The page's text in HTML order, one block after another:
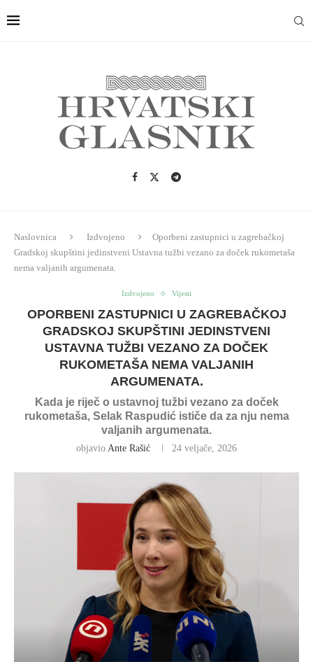
Naslovnica Izdvojeno
Oporbeni zastupnici u zagrebačkoj
Gradskoj skupštini jedinstveni Ustavna tužbi vezano za doček rukometaša
nema valjanih argumenata.
Izdvojeno Vijesti
OPORBENI ZASTUPNICI U ZAGREBAČKOJ
GRADSKOJ SKUPŠTINI JEDINSTVENI
USTAVNA TUŽBI VEZANO ZA DOČEK
RUKOMETAŠA NEMA VALJANIH
ARGUMENATA.
Kada je riječ o ustavnoj tužbi vezano za doček
rukometaša, Selak Raspudić ističe da za nju nema
valjanih argumenata.
objavio Ante Rašić 24 veljače, 2026